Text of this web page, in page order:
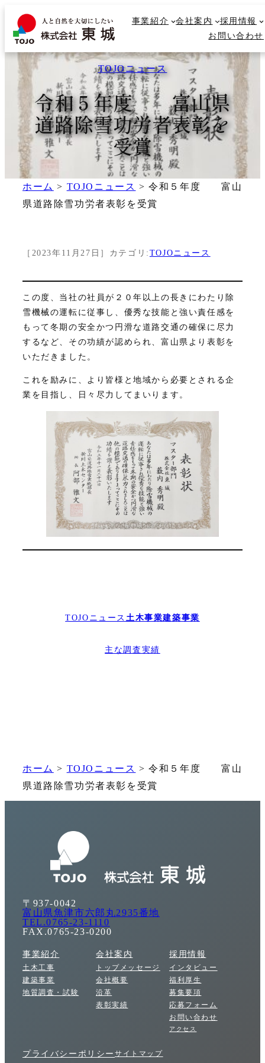
ス
事業紹介 会社案内
採用情報
お問い合わせ
事業紹介 会社案内
採用情報
お問い合わせ
TOJOニュース
令和５年度 富山県
道路除雪功労者表彰を
受賞
ホーム > TOJOニュース >令和５年度 富山
県道路除雪功労者表彰を受賞
［ 2023年11月27日 ］ カテゴリ: TOJOニュース
この度、当社の社員が２０年以上の長きにわたり除
雪機械の運転に従事し、優秀な技能と強い責任感を
もって冬期の安全かつ円滑な道路交通の確保に尽力
するなど、その功績が認められ、富山県より表彰を
いただきました。
これを励みに、より皆様と地域から必要とされる企
業を目指し、日々尽力してまいります。
TOJOニュース 土木事業建築事業
主な調査実績
ホーム > TOJOニュース >令和５年度 富山
県道路除雪功労者表彰を受賞
〒937-0042
富山県魚津市六郎丸2935番地
TEL.0765-23-1110
FAX.0765-23-0200
事業紹介
土木工事
建築事業
地質調査・試験
会社案内
トップメッセージ
会社概要
沿革
表彰実績
採用情報
インタビュー
福利厚生
募集要項
応募フォーム
お問い合わせ
アクセス
プライバシーポリシー サイトマップ